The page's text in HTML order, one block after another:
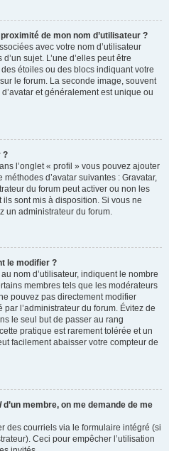
de mon nom d’utilisateur ?
avec votre nom d’utilisateur
sujet. L’une d’elles peut être
étoiles ou des blocs indiquant votre
le forum. La seconde image, souvent
et généralement est unique ou
?
l’onglet « profil » vous pouvez ajouter
d’avatar suivantes : Gravatar,
du forum peut activer ou non les
sont mis à disposition. Si vous ne
un administrateur du forum.
le modifier ?
nom d’utilisateur, indiquent le nombre
membres tels que les modérateurs
pouvez pas directement modifier
par l’administrateur du forum. Évitez de
le seul but de passer au rang
pratique est rarement tolérée et un
facilement abaisser votre compteur de
d’un membre, on me demande de me
des courriels via le formulaire intégré (si
Ceci pour empêcher l’utilisation